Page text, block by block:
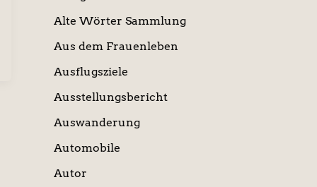
Alte Wörter Sammlung
Aus dem Frauenleben
Ausflugsziele
Ausstellungsbericht
Auswanderung
Automobile
Autor